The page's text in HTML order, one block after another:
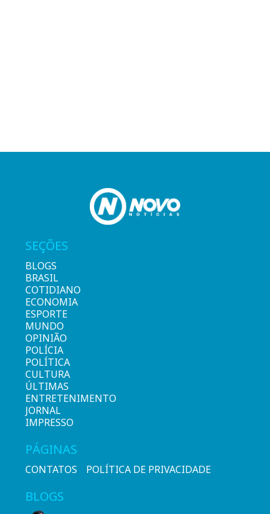
SEÇÕES
BLOGS
BRASIL
COTIDIANO
ECONOMIA
ESPORTE
MUNDO
OPINIÃO
POLÍCIA
POLÍTICA
CULTURA
ÚLTIMAS
ENTRETENIMENTO
JORNAL
IMPRESSO
PÁGINAS
CONTATOS POLÍTICA DE PRIVACIDADE
BLOGS